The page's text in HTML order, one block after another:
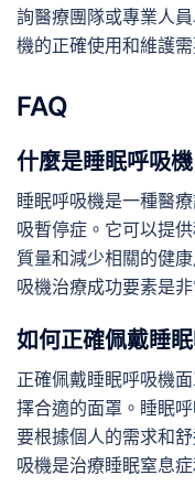
詢醫療團隊或專業人
機的正確使用和維護
FAQ
什麼是睡眠呼吸機
睡眠呼吸機是一種醫
吸暫停症。它可以提
質量和減少相關的健
吸機治療成功要素是非
如何正確佩戴睡
正確佩戴睡眠呼吸機
擇合適的面罩。睡眠
要根據個人的需求和
吸機是治療睡眠窒息